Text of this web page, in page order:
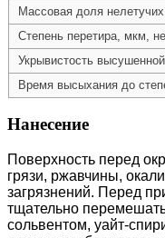
Массовая доля
Степень перетира, мкм,
Укрывистость
Время высыхания до
Нанесение
Поверхность перед
грязи, ржавчины,
загрязнений. Перед
тщательно
сольвентом, уайт-